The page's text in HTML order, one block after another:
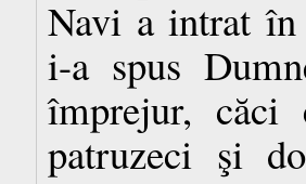
Navi a intrat în
i-a spus
împrejur, căci
patruzeci şi